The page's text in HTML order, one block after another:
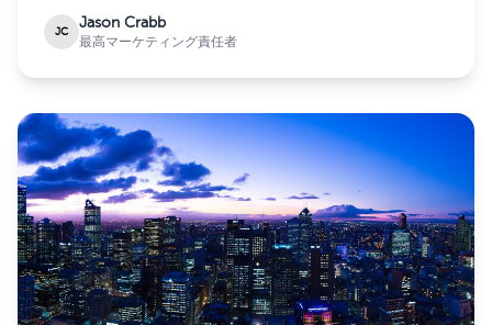
JC
Jason Crabb
最高マーケティング責任者